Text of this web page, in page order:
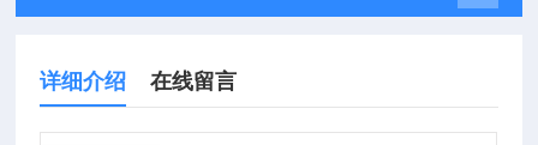
详细介绍 在线留言